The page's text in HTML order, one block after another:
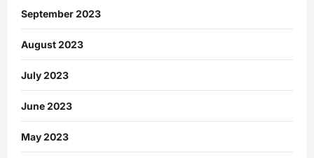
September 2023
August 2023
July 2023
June 2023
May 2023